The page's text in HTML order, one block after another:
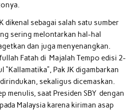
dikenal sebagai salah satu sumber
sering melontarkan hal-hal
dan juga menyenangkan.
Fatah di Majalah Tempo edisi 2-
“Kallamatika”, Pak JK digambarkan
sekaligus dicemaskan.
menulis, saat Presiden SBY dengan
Malaysia karena kiriman asap